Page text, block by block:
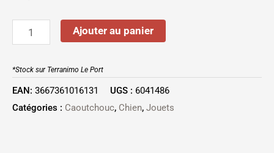
Ajouter au panier
*Stock sur Terranimo Le Port
EAN: 3667361016131 UGS : 6041486
Catégories : Caoutchouc, Chien, Jouets